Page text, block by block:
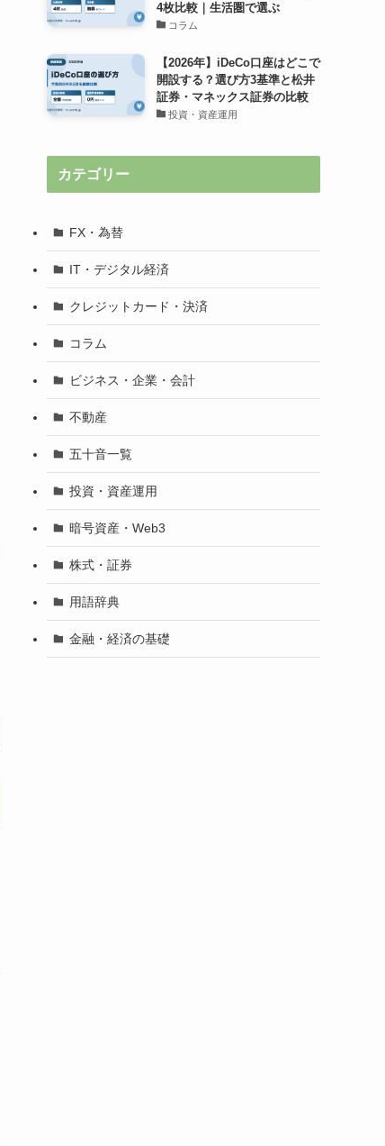
4枚比較｜生活圏で選ぶ
コラム
【2026年】iDeCo口座はどこで
開設する？選び方3基準と松井
証券・マネックス証券の比較
投資・資産運用
カテゴリー
FX・為替
IT・デジタル経済
クレジットカード・決済
コラム
ビジネス・企業・会計
不動産
五十音一覧
投資・資産運用
暗号資産・Web3
株式・証券
用語辞典
金融・経済の基礎